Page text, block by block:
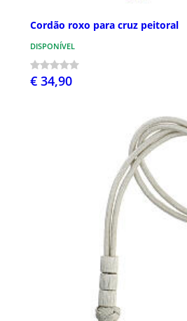
Cordão roxo para cruz peitoral
DISPONÍVEL
€ 34,90